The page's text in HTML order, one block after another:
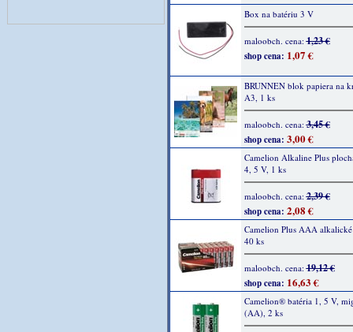
Box na batériu 3 V
maloobch. cena:1,23 €
shop cena: 1,07 €
BRUNNEN blok papiera na
A3, 1 ks
maloobch. cena:3,45 €
shop cena: 3,00 €
Camelion Alkaline Plus
4, 5 V, 1 ks
maloobch. cena:2,39 €
shop cena: 2,08 €
Camelion Plus AAA
40 ks
maloobch. cena:19,12 €
shop cena: 16,63 €
Camelion® batéria 1, 5 V,
(AA), 2 ks